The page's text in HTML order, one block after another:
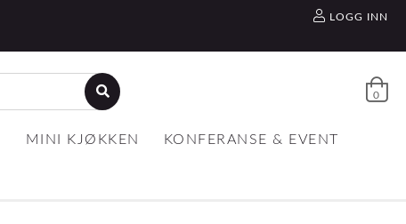
LOGG INN
0
MINI KJØKKEN KONFERANSE & EVENT